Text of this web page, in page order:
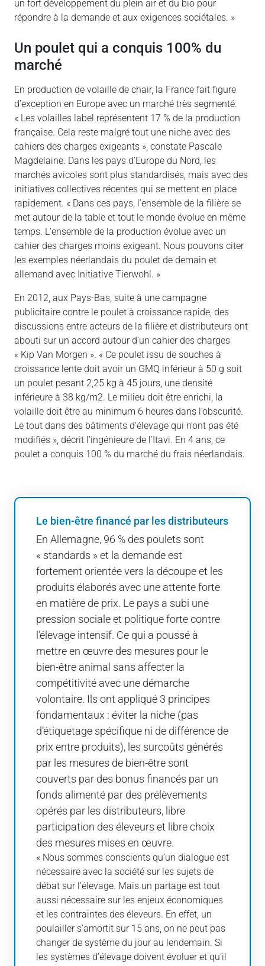
un fort développement du plein air et du bio pour
répondre à la demande et aux exigences sociétales. »
Un poulet qui a conquis 100% du
marché
En production de volaille de chair, la France fait figure
d’exception en Europe avec un marché très segmenté.
« Les volailles label représentent 17 % de la production
française. Cela reste malgré tout une niche avec des
cahiers des charges exigeants », constate Pascale
Magdelaine. Dans les pays d’Europe du Nord, les
marchés avicoles sont plus standardisés, mais avec des
initiatives collectives récentes qui se mettent en place
rapidement. « Dans ces pays, l’ensemble de la filière se
met autour de la table et tout le monde évolue en même
temps. L’ensemble de la production évolue avec un
cahier des charges moins exigeant. Nous pouvons citer
les exemples néerlandais du poulet de demain et
allemand avec Initiative Tierwohl. »
En 2012, aux Pays-Bas, suite à une campagne
publicitaire contre le poulet à croissance rapide, des
discussions entre acteurs de la filière et distributeurs ont
abouti sur un accord autour d’un cahier des charges
« Kip Van Morgen ». « Ce poulet issu de souches à
croissance lente doit avoir un GMQ inférieur à 50 g soit
un poulet pesant 2,25 kg à 45 jours, une densité
inférieure à 38 kg/m2. Le milieu doit être enrichi, la
volaille doit être au minimum 6 heures dans l’obscurité.
Le tout dans des bâtiments d’élevage qui n’ont pas été
modifiés », décrit l’ingénieure de l’Itavi. En 4 ans, ce
poulet a conquis 100 % du marché du frais néerlandais.
Le bien-être financé par les distributeurs
En Allemagne, 96 % des poulets sont
« standards » et la demande est
fortement orientée vers la découpe et les
produits élaborés avec une attente forte
en matière de prix. Le pays a subi une
pression sociale et politique forte contre
l’élevage intensif. Ce qui a poussé à
mettre en œuvre des mesures pour le
bien-être animal sans affecter la
compétitivité avec une démarche
volontaire. Ils ont appliqué 3 principes
fondamentaux : éviter la niche (pas
d’étiquetage spécifique ni de différence de
prix entre produits), les surcoûts générés
par les mesures de bien-être sont
couverts par des bonus financés par un
fonds alimenté par des prélèvements
opérés par les distributeurs, libre
participation des éleveurs et libre choix
des mesures mises en œuvre.
« Nous sommes conscients qu’un dialogue est
nécessaire avec la société sur les sujets de
débat sur l’élevage. Mais un partage est tout
aussi nécessaire sur les enjeux économiques
et les contraintes des éleveurs. En effet, un
poulailler s’amortit sur 15 ans, on ne peut pas
changer de système du jour au lendemain. Si
les systèmes d’élevage doivent évoluer et qu’il